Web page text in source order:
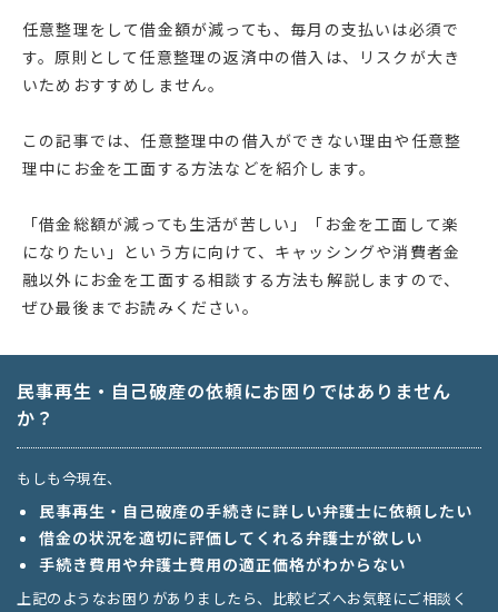
任意整理をして借金額が減っても、毎月の支払いは必須で
す。原則として任意整理の返済中の借入は、リスクが大き
いためおすすめしません。
この記事では、任意整理中の借入ができない理由や任意整
理中にお金を工面する方法などを紹介します。
「借金総額が減っても生活が苦しい」「お金を工面して楽
になりたい」という方に向けて、キャッシングや消費者金
融以外にお金を工面する相談する方法も解説しますので、
ぜひ最後までお読みください。
民事再生・自己破産の依頼にお困りではありません
か？
もしも今現在、
民事再生・自己破産の手続きに詳しい弁護士に依頼したい
借金の状況を適切に評価してくれる弁護士が欲しい
手続き費用や弁護士費用の適正価格がわからない
上記のようなお困りがありましたら、比較ビズへお気軽にご相談く